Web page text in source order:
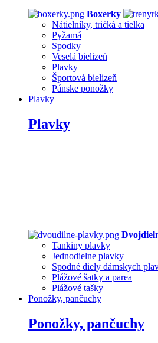
Boxerky
Nátielníky, tričká a tielka
Pyžamá
Spodky
Veselá bielizeň
Plavky
Športová bielizeň
Pánske ponožky
Plavky
Plavky
Tankiny plavky
Jednodielne plavky
Spodné diely dámskych
Plážové šatky a parea
Plážové tašky
Ponožky, pančuchy
Ponožky, pančuchy